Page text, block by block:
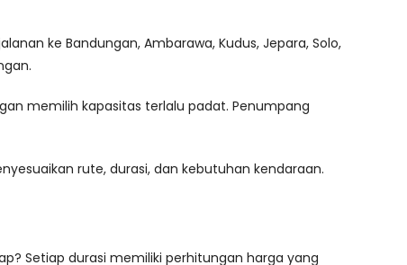
ke Bandungan, Ambarawa, Kudus, Jepara, Solo,
memilih kapasitas terlalu padat. Penumpang
rute, durasi, dan kebutuhan kendaraan.
Setiap durasi memiliki perhitungan harga yang